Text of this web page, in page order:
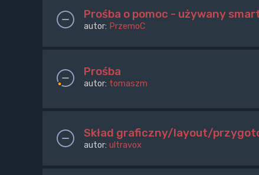
Prośba o pomoc - używany
autor: PrzemoC
Prośba
autor: tomaszm
Skład graficzny/layout/
autor: ultravox